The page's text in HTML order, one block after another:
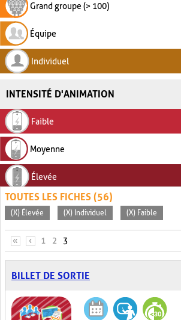
Grand groupe (> 100)
Équipe
Individuel
INTENSITÉ D'ANIMATION
Faible
Moyenne
Élevée
TOUTES LES FICHES (56)
(X) Élevée (X) Individuel (X) Faible
PAGES
« ‹ 1 2 3
BILLET DE SORTIE